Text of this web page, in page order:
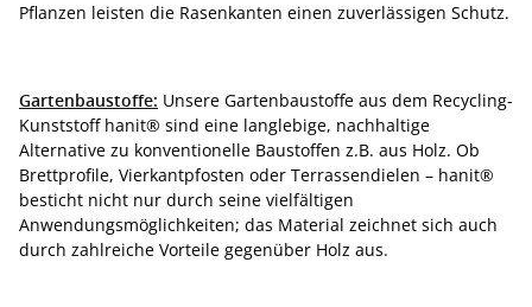
Pflanzen leisten die Rasenkanten einen zuverlässigen Schutz.
Gartenbaustoffe: Unsere Gartenbaustoffe aus dem Recycling-
Kunststoff hanit® sind eine langlebige, nachhaltige
Alternative zu konventionelle Baustoffen z.B. aus Holz. Ob
Brettprofile, Vierkantpfosten oder Terrassendielen – hanit®
besticht nicht nur durch seine vielfältigen
Anwendungsmöglichkeiten; das Material zeichnet sich auch
durch zahlreiche Vorteile gegenüber Holz aus.